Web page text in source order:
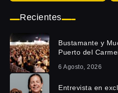
Recientes
Bustamante y
Puerto del
6 Agosto, 2026
Entrevista en